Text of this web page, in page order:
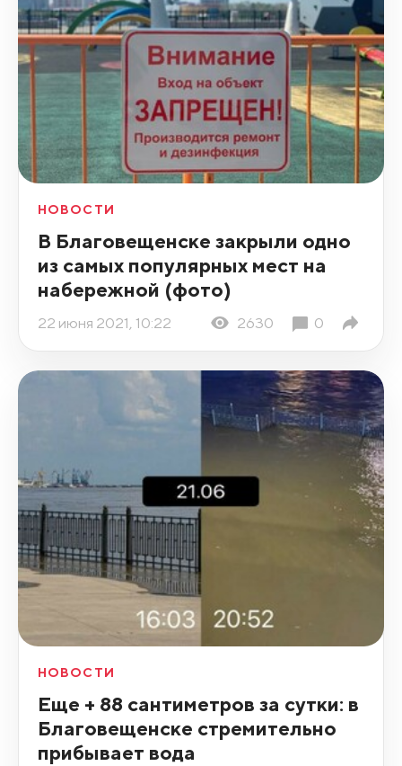
НОВОСТИ
В Благовещенске закрыли одно
из самых популярных мест на
набережной (фото)
22 июня 2021, 10:22 2630 0
НОВОСТИ
Еще + 88 сантиметров за сутки: в
Благовещенске стремительно
прибывает вода